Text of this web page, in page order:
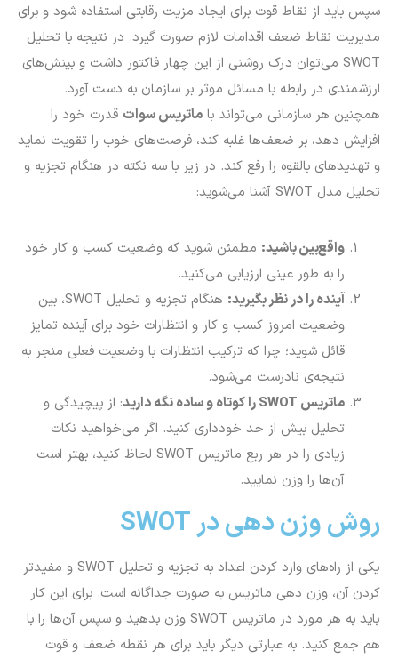
سپس باید از نقاط قوت برای ایجاد مزیت رقابتی استفاده شود و برای
مدیریت نقاط ضعف اقدامات لازم صورت گیرد. در نتیجه با تحلیل
SWOT می‌توان درک روشنی از این چهار فاکتور داشت و بینش‌های
ارزشمندی در رابطه با مسائل موثر بر سازمان به دست آورد.
همچنین هر سازمانی می‌تواند با ماتریس سوات قدرت خود را
افزایش دهد، بر ضعف‌ها غلبه کند، فرصت‌های خوب را تقویت نماید
و تهدیدهای بالقوه را رفع کند. در زیر با سه نکته در هنگام تجزیه و
تحلیل مدل SWOT آشنا می‌شوید:
واقع‌بین باشید: مطمئن شوید که وضعیت کسب و کار خود
را به طور عینی ارزیابی می‌کنید.
آینده را در نظر بگیرید:
هنگام تجزیه و تحلیل SWOT، بین
وضعیت امروز کسب و کار و انتظارات خود برای آینده تمایز
قائل شوید؛ چرا که ترکیب انتظارات با وضعیت فعلی منجر به
نتیجه‌ی نادرست می‌شود.
ماتریس SWOTرا کوتاه و ساده نگه دارید: از پیچیدگی و
تحلیل بیش از حد خودداری کنید. اگر می‌خواهید نکات
زیادی را در هر ربع ماتریس SWOT لحاظ کنید، بهتر است
آن‌ها را وزن نمایید.
روش وزن دهی در SWOT
یکی از راه‌های وارد کردن اعداد به تجزیه و تحلیل SWOT و مفیدتر
کردن آن، وزن دهی ماتریس به صورت جداگانه است. برای این کار
باید به هر مورد در ماتریس SWOT وزن بدهید و سپس آن‌ها را با
هم جمع کنید. به عبارتی دیگر باید برای هر نقطه ضعف و قوت